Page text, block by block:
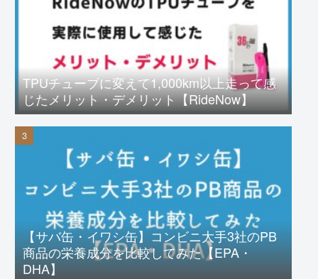
TPUチューブに変えて1,000km以上走って感
じたメリット・デメリット【RideNow】
【サバ缶・イワシ缶】コンビニ大手3社のPB
商品の栄養成分を比較してみた【EPA・
DHA】